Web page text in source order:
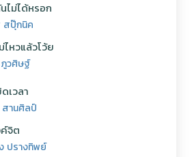
ไม่ได้หรอก
สปุ๊กนิค
ไหวแล้วโว้ย
วศิษฐ์
ดเวลา
สานศิลป์
จิต
ปรางทิพย์